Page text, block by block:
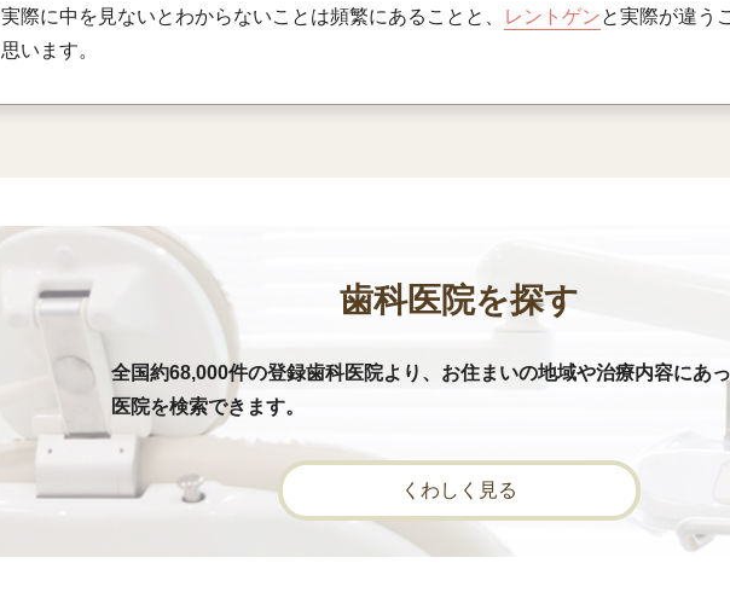
実際に中を見ないとわからないことは頻繁にあることと、
レントゲンと実際が違う
思います。
歯科医院を探す
全国約68,000件の登録歯科医院より、お住まいの地域や治療内容にあ
医院を検索できます。
くわしく見る